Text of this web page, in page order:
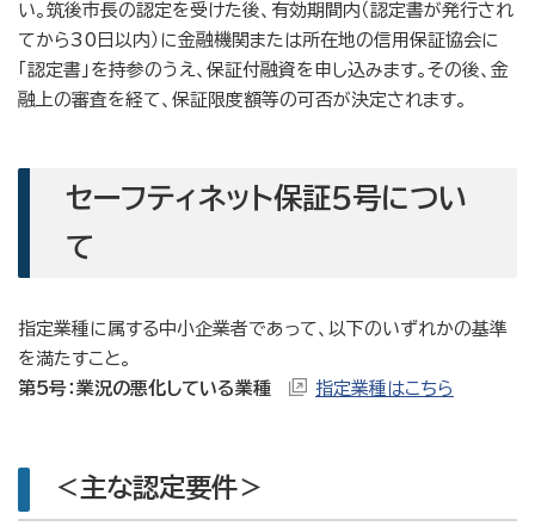
い。筑後市長の認定を受けた後、有効期間内（認定書が発行され
てから30日以内）に金融機関または所在地の信用保証協会に
「認定書」を持参のうえ、保証付融資を申し込みます。その後、金
融上の審査を経て、保証限度額等の可否が決定されます。
セーフティネット保証5号につい
て
指定業種に属する中小企業者であって、以下のいずれかの基準
を満たすこと。
第5号：業況の悪化している業種
指定業種はこちら
＜主な認定要件＞